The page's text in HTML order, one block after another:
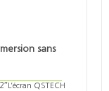
sans
QSTECH